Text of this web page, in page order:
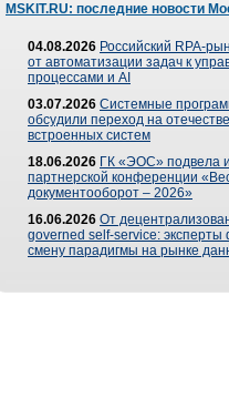
MSKIT.RU: последние новости
04.08.2026 Российский RPA-
от автоматизации задач к
процессами и AI
03.07.2026 Системные
обсудили переход на
встроенных систем
18.06.2026 ГК «ЭОС» подвела
партнерской конференции
документооборот – 2026»
16.06.2026 От
governed self-service: эксперты
смену парадигмы на рынке